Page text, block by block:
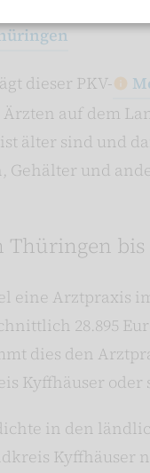
dieser PKV-
auf dem
älter sind und
Gehälter und
eine Arztpraxis
28.895
dies den
Kyffhäuser oder
in den
Kyffhäuser